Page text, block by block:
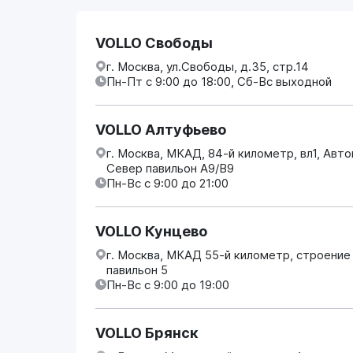
VOLLO Свободы
г. Москва, ул.Свободы, д.35, стр.14
Пн-Пт с 9:00 до 18:00, Сб-Вс выходной
VOLLO Алтуфьево
г. Москва, МКАД, 84-й километр, вл1,
Север павильон А9/В9
Пн-Вс с 9:00 до 21:00
VOLLO Кунцево
г. Москва, МКАД 55-й километр, строение
павильон 5
Пн-Вс с 9:00 до 19:00
VOLLO Брянск